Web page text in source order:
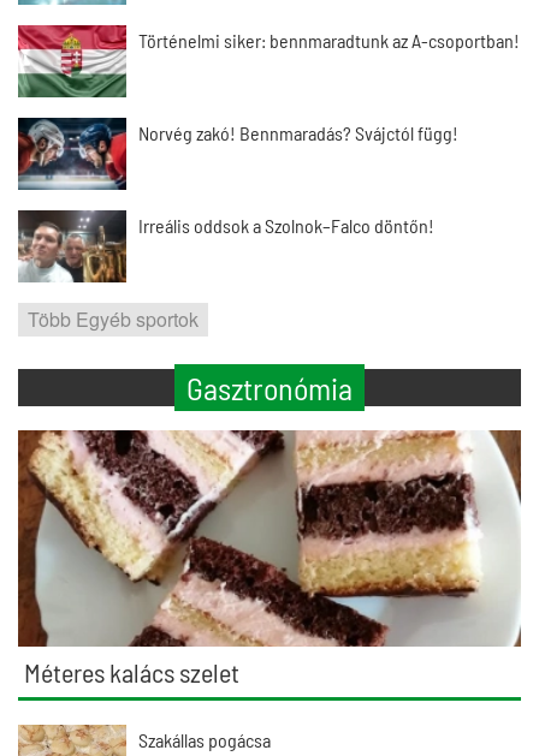
Történelmi siker: bennmaradtunk az A-csoportban!
Norvég zakó! Bennmaradás? Svájctól függ!
Irreális oddsok a Szolnok–Falco döntőn!
Több Egyéb sportok
Gasztronómia
Méteres kalács szelet
Szakállas pogácsa